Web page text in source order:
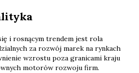
i rosnącym trendem jest rola
za rozwój marek na rynkach
wzrostu poza granicami kraju
motorów rozwoju firm.